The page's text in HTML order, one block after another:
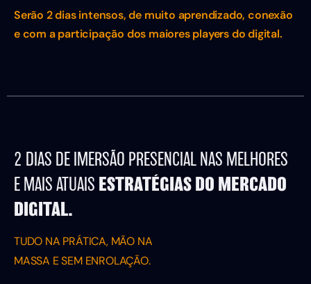
Serão 2 dias intensos, de muito aprendizado, conexão
e com a participação dos maiores players do digital.
2 DIAS DE IMERSÃO PRESENCIAL NAS MELHORES
E MAIS ATUAIS ESTRATÉGIAS DO MERCADO
DIGITAL.
TUDO NA PRÁTICA, MÃO NA
MASSA E SEM ENROLAÇÃO.